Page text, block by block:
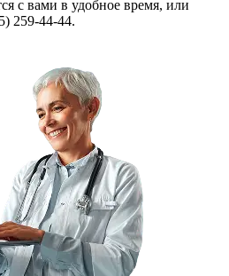
с вами в удобное время, или
259-44-44.